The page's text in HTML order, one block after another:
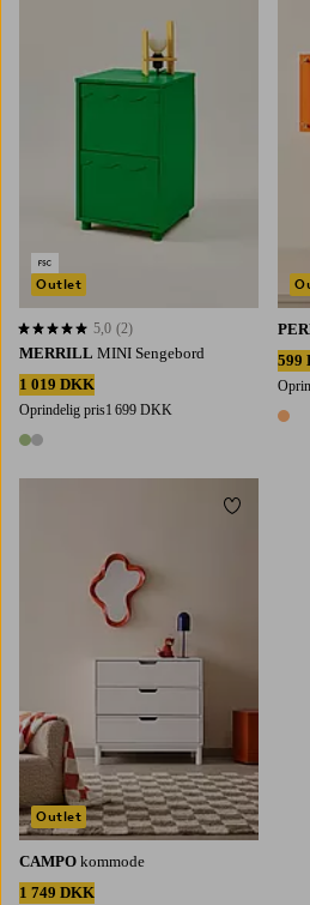
MERRILL MINI Sengebord
1 019 DKK
Oprindelig pris1 699 DKK
2 farver
5,0 baseret på 2 bedømmelser
5,0 (2)
Outlet
599
1
CAMPO kommode
1 749 DKK
Outlet
Tilføj til